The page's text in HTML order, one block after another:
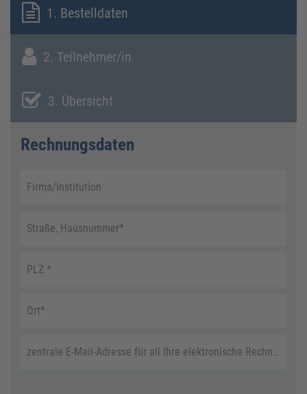
1. Bestelldaten
2. Teilnehmer/in
3. Übersicht
Rechnungsdaten
Firma/Institution
Straße, Hausnummer*
PLZ *
Ort*
zentrale E-Mail-Adresse für all Ihre elektronische Rechnungen